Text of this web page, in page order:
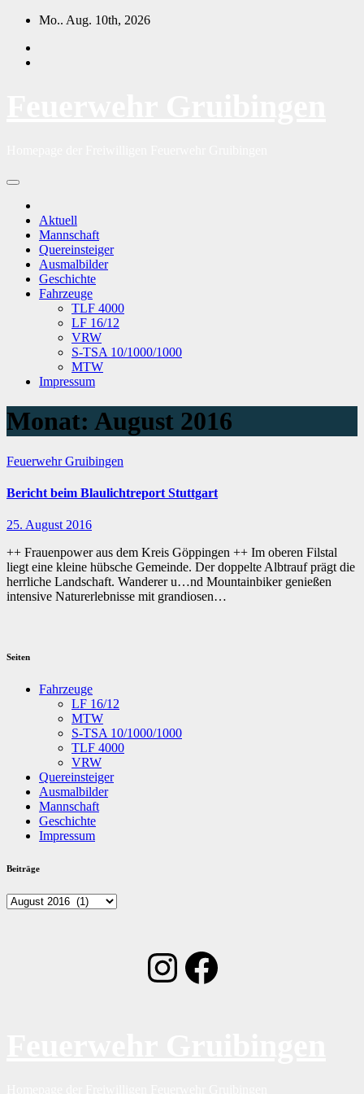
Zum
springen
Mo.. Aug. 10th, 2026
Aktuell
Mannschaft
Quereinsteiger
Ausmalbilder
Geschichte
Fahrzeuge
TLF 4000
LF 16/12
VRW
S-TSA 10/1000/1000
MTW
Impressum
Monat: August 2016
Feuerwehr Gruibingen
Bericht beim Blaulichtreport Stuttgart
25. August 2016
++ Frauenpower aus dem Kreis Göppingen ++ Im oberen Filstal
liegt eine kleine hübsche Gemeinde. Der doppelte Albtrauf prägt die
herrliche Landschaft. Wanderer u…nd Mountainbiker genießen
intensive Naturerlebnisse mit grandiosen…
Seiten
Fahrzeuge
LF 16/12
MTW
S-TSA 10/1000/1000
TLF 4000
VRW
Quereinsteiger
Ausmalbilder
Mannschaft
Geschichte
Impressum
Beiträge
Beiträge
Instagram
Facebook